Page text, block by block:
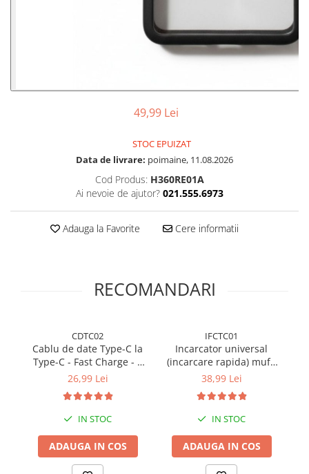
49,99 Lei
STOC EPUIZAT
Data de livrare: poimaine, 11.08.2026
Cod Produs: H360RE01A
Ai nevoie de ajutor? 021.555.6973
Adauga la Favorite Cere informatii
RECOMANDARI
CDTC02
Cablu de date Type-C la
Type-C - Fast Charge - 1
metru - Alb
26,99 Lei
IN STOC
ADAUGA IN COS
IFCTC01
Incarcator universal
(incarcare rapida) mufa
Type-C 20W - Alb
38,99 Lei
IN STOC
ADAUGA IN COS